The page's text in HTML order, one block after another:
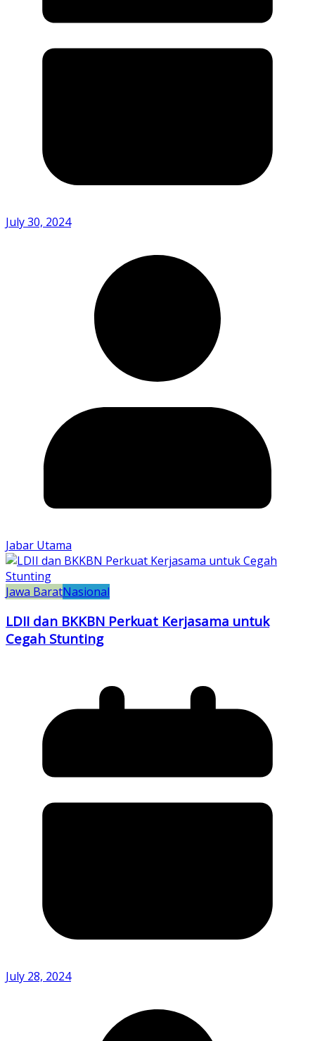
July 30, 2024
Jabar Utama
Jawa BaratNasional
LDII dan BKKBN Perkuat Kerjasama untuk
Cegah Stunting
July 28, 2024